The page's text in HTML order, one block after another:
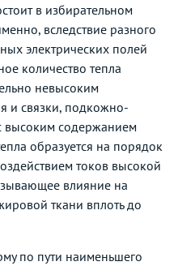
в избирательном
вследствие разного
электрических полей
количество тепла
невысоким
и связки, подкожно-
высоким содержанием
образуется на порядок
токов высокой
влияние на
ткани вплоть до
по пути наименьшего